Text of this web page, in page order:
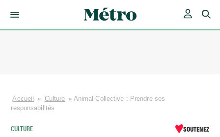
Accueil » Culture » Animal Collective : Prendre ses
responsabilités
CULTURE SOUTENEZ